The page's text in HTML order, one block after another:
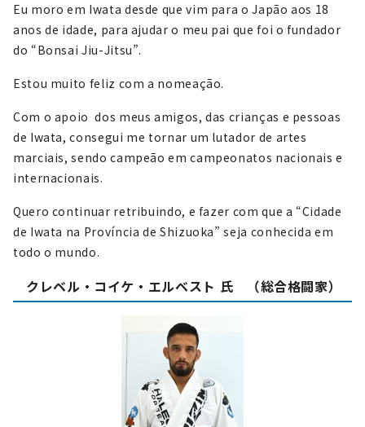
Eu moro em Iwata desde que vim para o Japão aos 18
anos de idade, para ajudar o meu pai que foi o fundador
do “Bonsai Jiu-Jitsu”.
Estou muito feliz com a nomeação.
Com o apoio dos meus amigos, das crianças e pessoas
de Iwata, consegui me tornar um lutador de artes
marciais, sendo campeão em campeonatos nacionais e
internacionais.
Quero continuar retribuindo, e fazer com que a “Cidade
de Iwata na Província de Shizuoka” seja conhecida em
todo o mundo.
クレベル・コイケ・エルベスト 氏 （総合格闘家）